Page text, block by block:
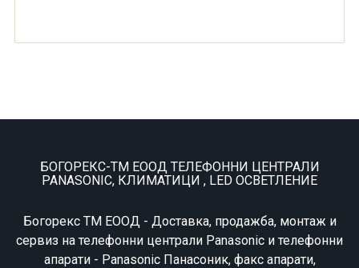
БОГОРЕКС-ТМ ЕООД ТЕЛЕФОННИ ЦЕНТРАЛИ
PANASONIC, КЛИМАТИЦИ , LED ОСВЕТЛЕНИЕ
Богорекс ТМ ЕООД - Доставка, продажба, монтаж и
сервиз на телефонни централи Panasonic и телефонни
апарати - Panasonic Панасоник, факс апарати,